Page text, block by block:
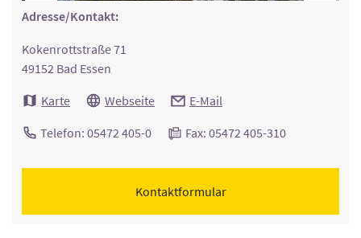
Adresse/Kontakt:
Kokenrottstraße 71
49152 Bad Essen
Karte
Webseite E-Mail
Telefon: 05472 405-0 Fax: 05472 405-310
Kontaktformular